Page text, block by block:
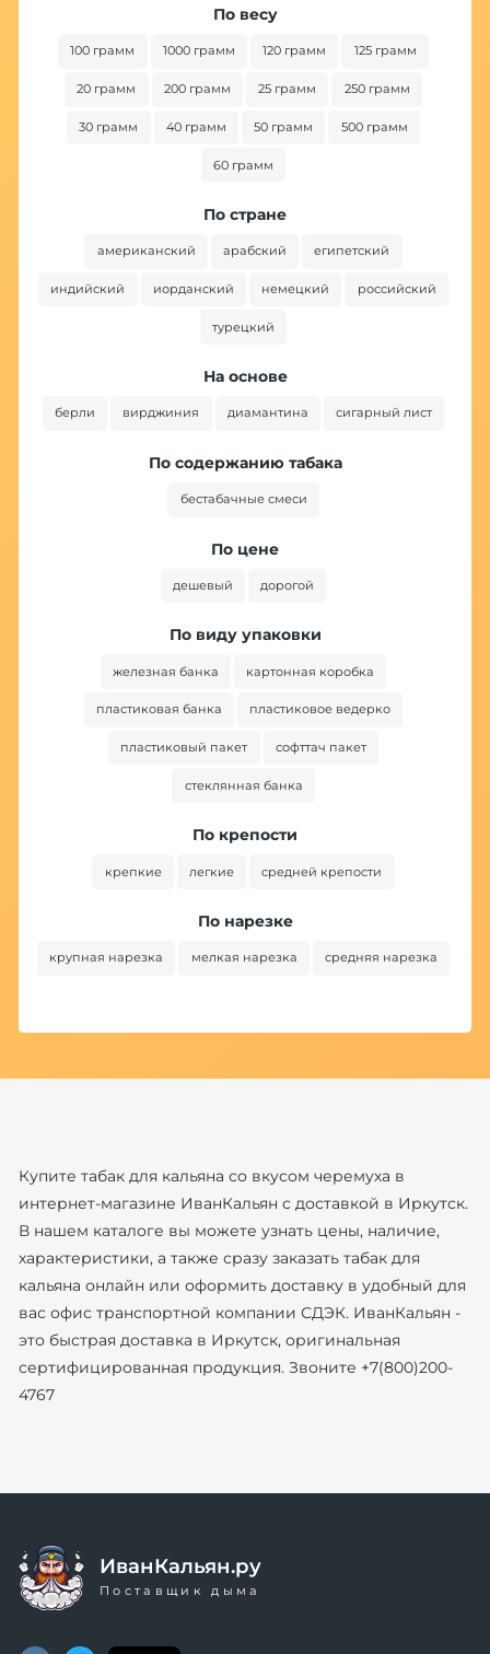
По весу
100 грамм 1000 грамм 120 грамм 125 грамм
20 грамм 200 грамм 25 грамм 250 грамм
30 грамм 40 грамм 50 грамм 500 грамм
60 грамм
По стране
американский арабский египетский
индийский иорданский немецкий российский
турецкий
На основе
берли вирджиния диамантина сигарный лист
По содержанию табака
бестабачные смеси
По цене
дешевый дорогой
По виду упаковки
железная банка картонная коробка
пластиковая банка пластиковое ведерко
пластиковый пакет софттач пакет
стеклянная банка
По крепости
крепкие легкие средней крепости
По нарезке
крупная нарезка мелкая нарезка средняя нарезка
Купите табак для кальяна со вкусом черемуха в
интернет-магазине ИванКальян с доставкой в Иркутск.
В нашем каталоге вы можете узнать цены, наличие,
характеристики, а также сразу заказать табак для
кальяна онлайн или оформить доставку в удобный для
вас офис транспортной компании СДЭК. ИванКальян -
это быстрая доставка в Иркутск, оригинальная
сертифицированная продукция. Звоните +7(800)200-
4767
ИванКальян.ру
Поставщик дыма